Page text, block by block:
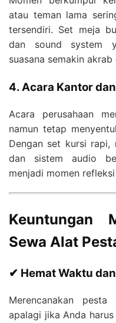
atau teman lama
tersendiri. Set meja
dan sound system
suasana semakin akrab
4. Acara Kantor
Acara perusahaan
namun tetap
Dengan set kursi rapi,
dan sistem audio
menjadi momen
Keuntungan
Sewa Alat
✔ Hemat Waktu
Merencanakan
apalagi jika Anda